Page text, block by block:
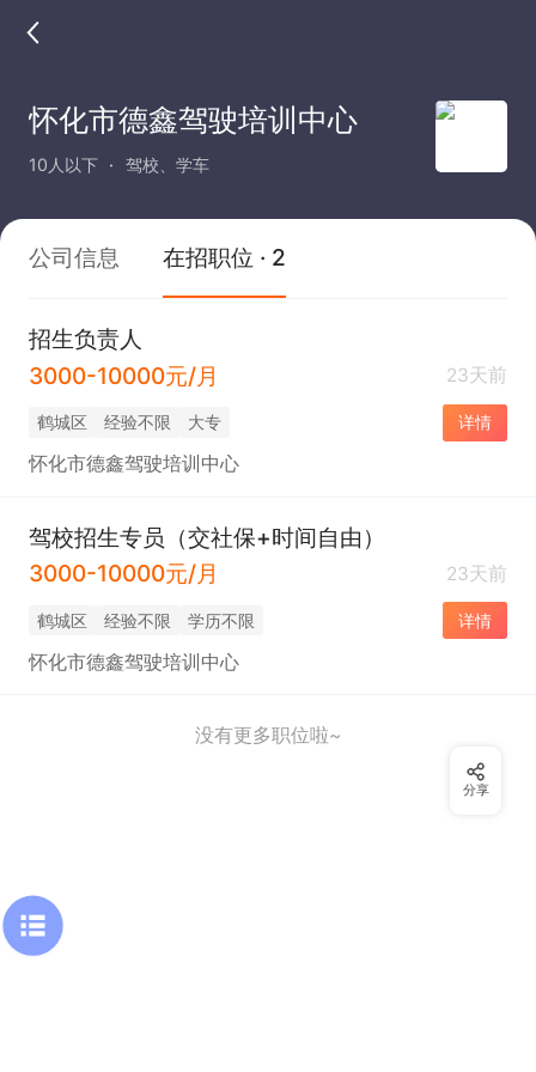
怀化市德鑫驾驶培训中心
10人以下 驾校、学车
公司信息 在招职位 · 2
招生负责人
3000-10000元/月
23天前
鹤城区 经验不限 大专 详情
怀化市德鑫驾驶培训中心
驾校招生专员（交社保+时间自由）
3000-10000元/月
23天前
鹤城区 经验不限 学历不限 详情
怀化市德鑫驾驶培训中心
没有更多职位啦~
分享